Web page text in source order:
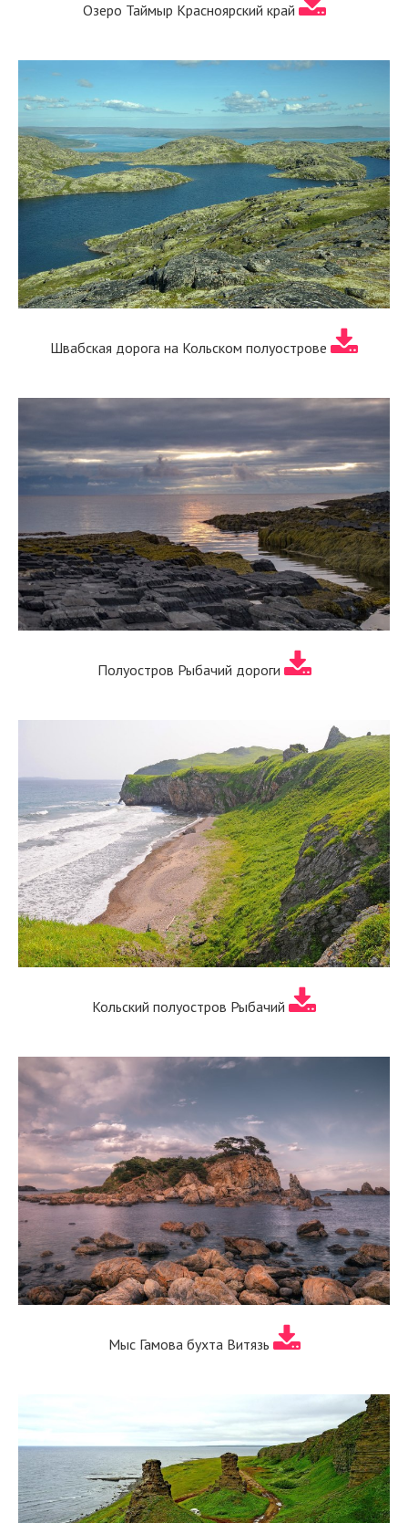
Озеро Таймыр Красноярский край
Швабская дорога на Кольском полуострове
Полуостров Рыбачий дороги
Кольский полуостров Рыбачий
Мыс Гамова бухта Витязь